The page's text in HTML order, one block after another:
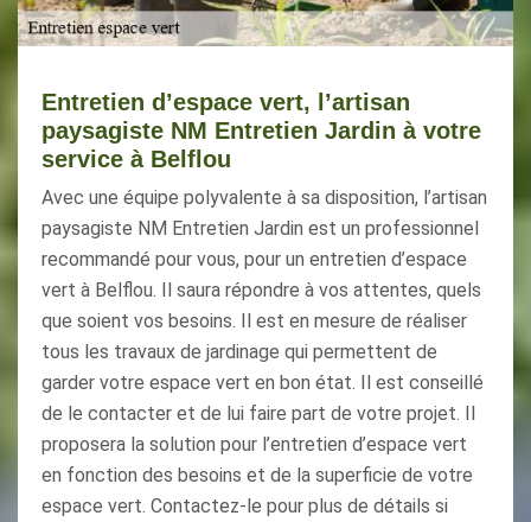
Entretien d’espace vert, l’artisan
paysagiste NM Entretien Jardin à votre
service à Belflou
Avec une équipe polyvalente à sa disposition, l’artisan
paysagiste NM Entretien Jardin est un professionnel
recommandé pour vous, pour un entretien d’espace
vert à Belflou. Il saura répondre à vos attentes, quels
que soient vos besoins. Il est en mesure de réaliser
tous les travaux de jardinage qui permettent de
garder votre espace vert en bon état. Il est conseillé
de le contacter et de lui faire part de votre projet. Il
proposera la solution pour l’entretien d’espace vert
en fonction des besoins et de la superficie de votre
espace vert. Contactez-le pour plus de détails si